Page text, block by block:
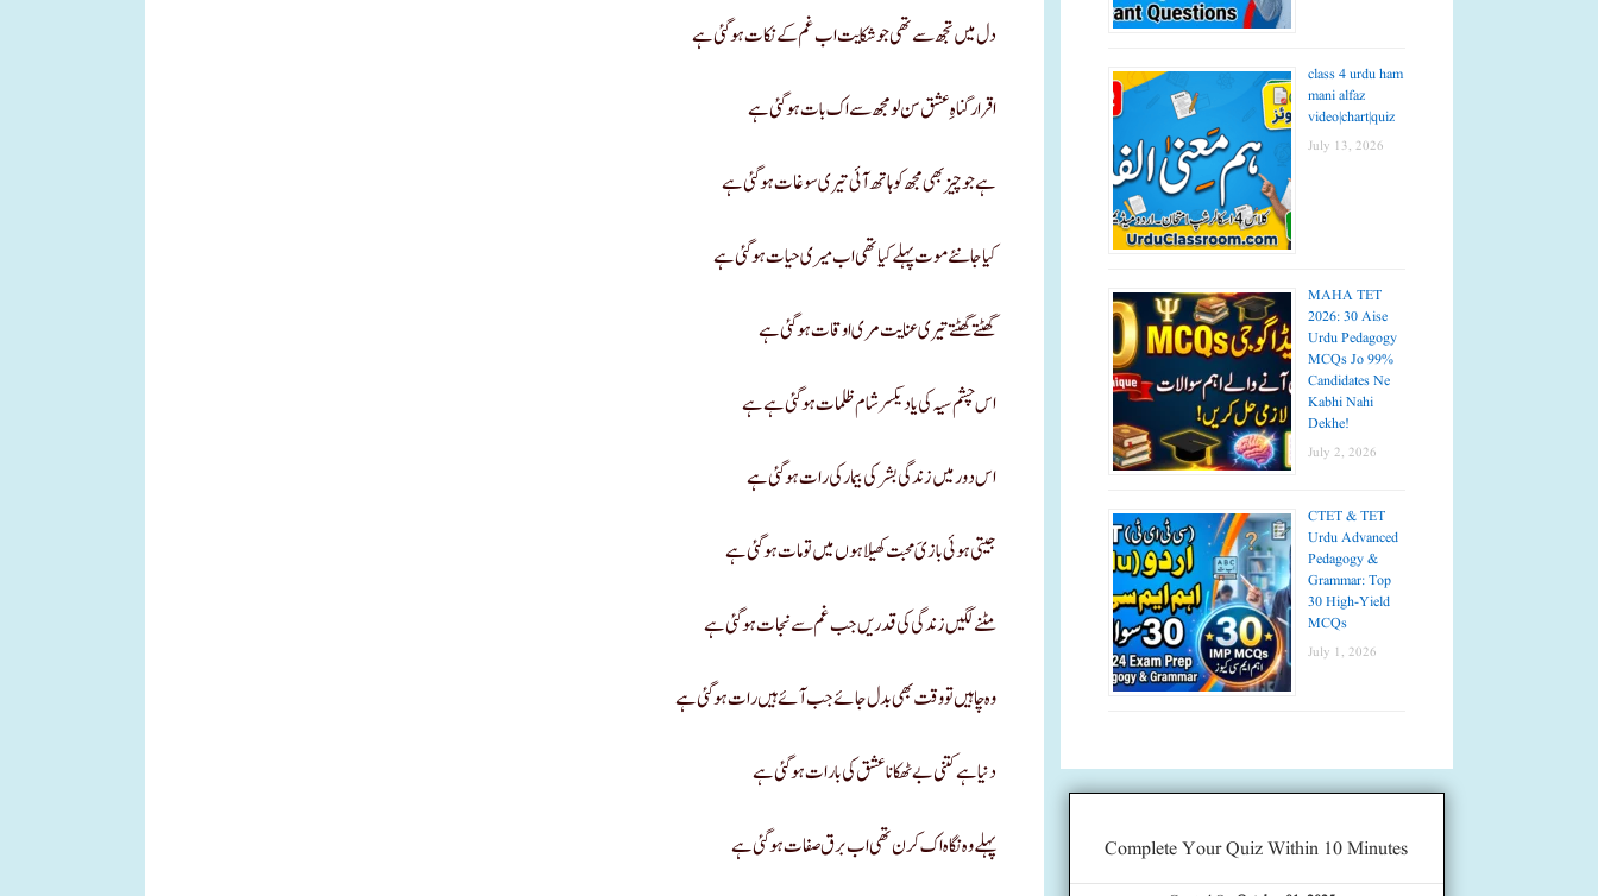
دل میں تجھ سے تھی جو شکایت اب غم کے نکات ہو گئی ہے
اقرار گناہِ عشق سن لو مجھ سے اک بات ہو گئی ہے
ہے جو چیز بھی مجھ کو ہاتھ آئی تیری سوغات ہو گئی ہے
کیا جانئے موت پہلے کیا تھی اب میری حیات ہوگئی ہے
گھٹتے گھٹتے تیری عنایت مری اوقات ہو گئی ہے
اس چشم سیہ کی یاد یکسر شام ظلمات ہو گئی ہے ہے
اس دور میں زندگی بشر کی بیمار کی رات ہو گئی ہے
جیتی ہوئی بازیَ محبت کھیلا ہوں میں تو مات ہو گئی ہے
مٹنے لگیں زندگی کی قدریں جب غم سے نجات ہو گئی ہے
وہ چاہیں تو وقت بھی بدل جائے جب آئےہیں رات ہو گئی ہے
دنیا ہے کتنی بے ٹھکانا عشق کی بارات ہو گئی ہے
پہلے وہ نگاہ اک کرن تھی اب برق صفات ہو گئی ہے
class 4 urdu ham
mani alfaz
video|chart|quiz
July 13, 2026
MAHA TET
2026: 30 Aise
Urdu Pedagogy
MCQs Jo 99%
Candidates Ne
Kabhi Nahi
Dekhe!
July 2, 2026
CTET & TET
Urdu Advanced
Pedagogy &
Grammar: Top
30 High-Yield
MCQs
July 1, 2026
Complete Your Quiz Within 10 Minutes